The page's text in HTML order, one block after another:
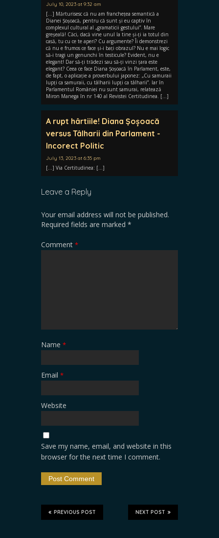
July 10, 2023 at 9:32 am
[…] Mărturisesc că nu am franchețea semantică a
Dianei Șoșoacă, pentru că sunt și eu captiv în
complexul cultural al „gramaticii gestului”. Mare
greșeală! Căci, dacă vine unul la tine și-ți ia totul din
casă, tu cu ce te aperi? Cu argumente? Îi demonstrezi
că nu e frumos ce face și-i bați obrazul? Nu e mai logic
să-i tragi un genunchi în testicule? Evident, nu e
elegant! Dar să-ți trădezi sau să-ți vinzi țara este
elegant? Ceea ce face Diana Șoșoacă în Parlament, este,
de fapt, o aplicație a proverbului japonez: „Cu samuraii
lupți ca samuraii, cu tâlharii lupți ca tâlharii”. Iar în
Parlamentul României nu sunt samurai, relatează
Miron Manega în nr 140 al Revistei Certitudinea. […]
A rupt hârtiile! Diana Șoșoacă
versus Tâlharii din Parlament -
Incorect Politic
July 13, 2023 at 6:35 pm
[…] Via Certitudinea: […]
Leave a Reply
Your email address will not be published.
Required fields are marked *
Comment *
Name *
Email *
Website
Save my name, email, and website in this
browser for the next time I comment.
NEXT POST
PREVIOUS POST